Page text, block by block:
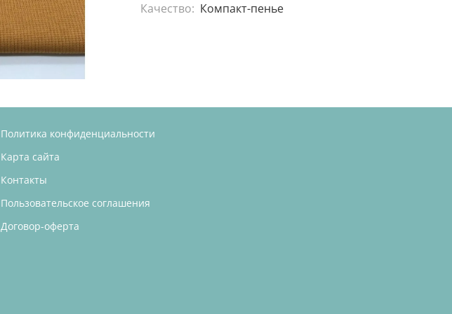
Качество: Компакт-пенье
Политика конфиденциальности
Карта сайта
Контакты
Пользовательское соглашения
Договор-оферта